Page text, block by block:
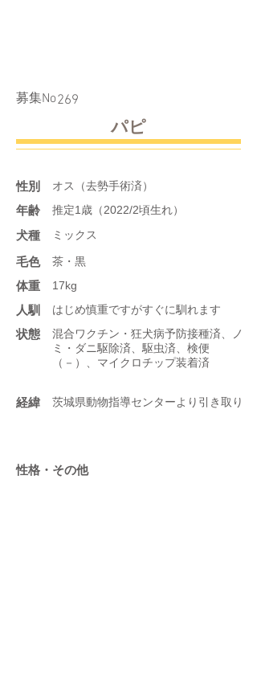
​募集No269
パピ
性別 オス（去勢手術済）
年齢 推定1歳（2022/2頃生れ）
​犬種 ミックス
​毛色 茶・黒
体重 17kg
人馴 はじめ慎重ですがすぐに馴れます
状態
混合ワクチン・狂犬病予防接種済、ノ
ミ・ダニ駆除済、駆虫済、検便
（－）、マイクロチップ装着済
​経緯 茨城県動物指導センターより引き取り
性格・その他